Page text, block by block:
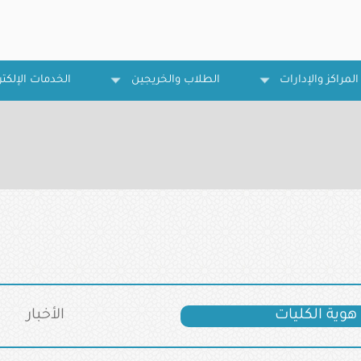
المراكز والإدارات الطلاب والخريجين الخدمات
هوية الكليات الأخبار